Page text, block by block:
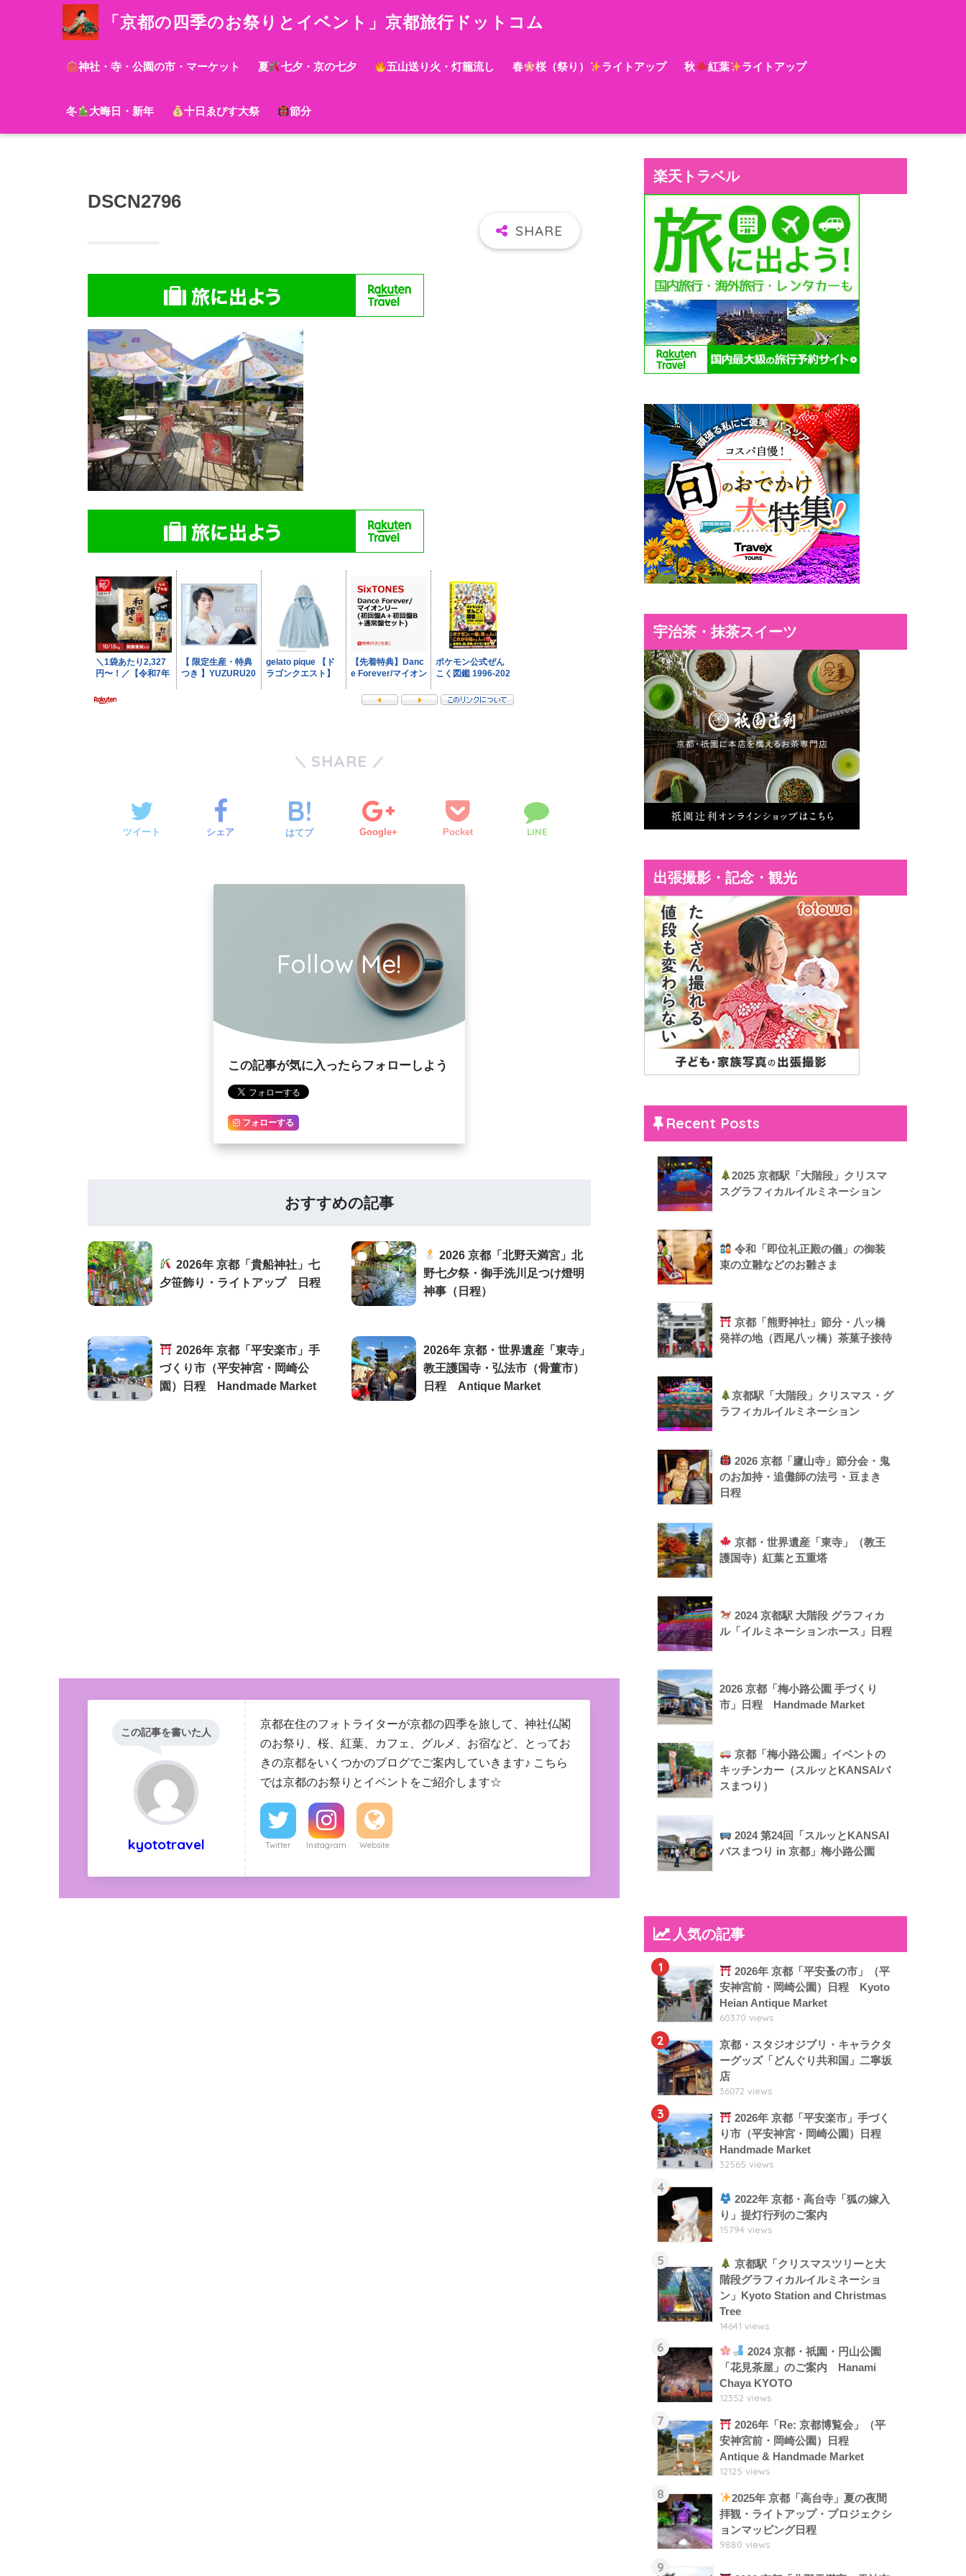
「京都の四季のお祭りとイベント」京都旅行ドットコム
神社・寺・公園の市・マーケット 夏 七夕・京の七夕 五山送り火・灯籠流し 春 桜（祭り） ライトアップ 秋 紅葉 ライトアップ
冬 大晦日・新年 十日ゑびす大祭 節分
DSCN2796
SHARE
ツイート シェア はてブ Google+ Pocket LINE
Follow Me!
この記事が気に入ったらフォローしよう
フォローする
おすすめの記事
2026年 京都「貴船神社」七
夕笹飾り・ライトアップ 日程
2026 京都「北野天満宮」北
野七夕祭・御手洗川足つけ燈明
神事（日程）
2026年 京都「平安楽市」手
づくり市（平安神宮・岡崎公
園）日程 Handmade Market
2026年 京都・世界遺産「東寺」
教王護国寺・弘法市（骨董市）
日程 Antique Market
この記事を書いた人
kyototravel
京都在住のフォトライターが京都の四季を旅して、神社仏閣
のお祭り、桜、紅葉、カフェ、グルメ、お宿など、とってお
きの京都をいくつかのブログでご案内していきます♪ こちら
では京都のお祭りとイベントをご紹介します☆
Twitter Instagram Website
楽天トラベル
宇治茶・抹茶スイーツ
出張撮影・記念・観光
Recent Posts
2025 京都駅「大階段」クリスマ
スグラフィカルイルミネーション
令和「即位礼正殿の儀」の御装
束の立雛などのお雛さま
京都「熊野神社」節分・八ッ橋
発祥の地（西尾八ッ橋）茶菓子接待
京都駅「大階段」クリスマス・グ
ラフィカルイルミネーション
2026 京都「廬山寺」節分会・鬼
のお加持・追儺師の法弓・豆まき
日程
京都・世界遺産「東寺」（教王
護国寺）紅葉と五重塔
2024 京都駅 大階段 グラフィカ
ル「イルミネーションホース」日程
2026 京都「梅小路公園 手づくり
市」日程 Handmade Market
京都「梅小路公園」イベントの
キッチンカー（スルッとKANSAIバ
スまつり）
2024 第24回「スルッとKANSAI
バスまつり in 京都」梅小路公園
人気の記事
1
2026年 京都「平安蚤の市」（平
安神宮前・岡崎公園）日程 Kyoto
Heian Antique Market
60370 views
2
京都・スタジオジブリ・キャラクタ
ーグッズ「どんぐり共和国」二寧坂
店
36072 views
3
2026年 京都「平安楽市」手づく
り市（平安神宮・岡崎公園）日程
Handmade Market
32565 views
4
2022年 京都・高台寺「狐の嫁入
り」提灯行列のご案内
15794 views
5
京都駅「クリスマスツリーと大
階段グラフィカルイルミネーショ
ン」Kyoto Station and Christmas
Tree
14641 views
6
2024 京都・祇園・円山公園
「花見茶屋」のご案内 Hanami
Chaya KYOTO
12352 views
7
2026年「Re: 京都博覧会」（平
安神宮前・岡崎公園）日程
Antique & Handmade Market
12125 views
8
2025年 京都「高台寺」夏の夜間
拝観・ライトアップ・プロジェクシ
ョンマッピング日程
9880 views
9